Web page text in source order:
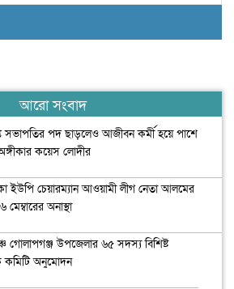
আরো সংবাদ
সভাপতির পদ ছাড়লেও আজীবন কর্মী হয়ে পাশে
কয়েস লোদীর
ইউপি চেয়ারম্যান আওয়ামী লীগ নেতা আলমের
মেম্বারের অনাস্থা
গোলাপগঞ্জ উপজেলার ৬৫ সদস্য বিশিষ্ট
অনুমোদন